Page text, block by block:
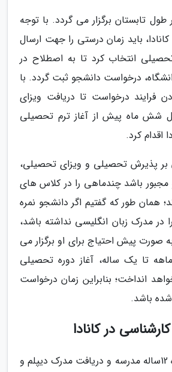
طول تابستان برگزار می گردد. با توجه
باید زمان درستی را جهت ارسال
انتخاب کرد تا به اصطلاح در
درخواست دانشجو ثبت گردد. با
فرایند درخواست تا دریافت ویزای
شش ماه پیش از آغاز ترم تحصیلی
اقدام کرد.
بر پذیرش تحصیلی و ویزای تحصیلی،
باشد چندماهی را در کلاس های
همان طور که گفتیم اگر دانشجو نمره
در مدرک زبان انگلیسی نداشته باشد،
صورت پیش احتیاج برای او برگزار می
این دوره 3 ماهه تا یک ساله، آغاز دوره تحصیلی
انداخت؛ بنابراین زمان درخواست
باشد.
در کانادا
پس از سرانجام دوره 12ساله مدرسه و دریافت مدرک دیپلم و